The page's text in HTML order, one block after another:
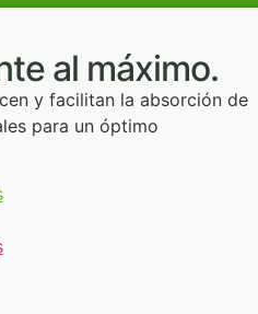
al máximo.
y facilitan la absorción de
para un óptimo